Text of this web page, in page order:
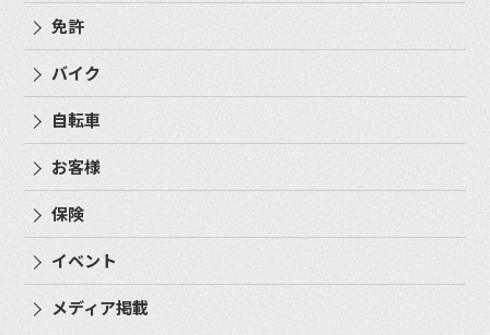
免許
バイク
自転車
お客様
保険
イベント
メディア掲載